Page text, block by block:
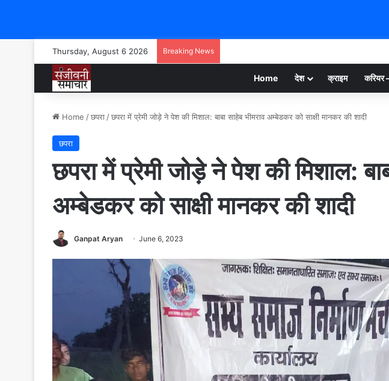
Thursday, August 6 2026 Breaking News
Home देश क्राइम करियर
Home /छपरा /छपरा में प्रेमी जोड़े ने पेश की मिशाल: बाबा साहेब भीमराव अम्बेडकर को साक्षी मानकर की शादी
छपरा
छपरा में प्रेमी जोड़े ने पेश की मिशाल:
अम्बेडकर को साक्षी मानकर की शादी
Ganpat Aryan June 6, 2023